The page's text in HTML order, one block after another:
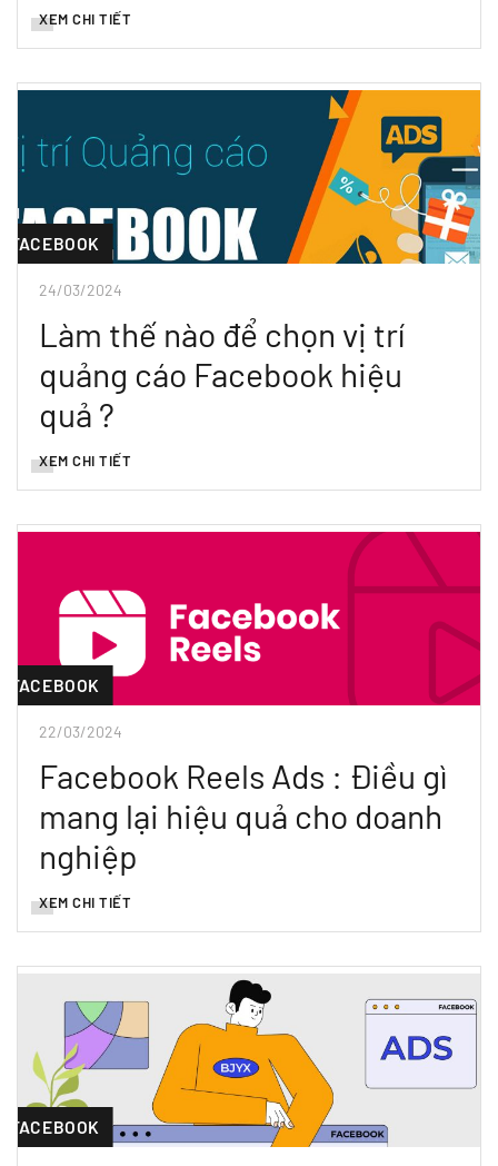
XEM CHI TIẾT
FACEBOOK
24/03/2024
Làm thế nào để chọn vị trí
quảng cáo Facebook hiệu
quả ?
XEM CHI TIẾT
FACEBOOK
22/03/2024
Facebook Reels Ads : Điều gì
mang lại hiệu quả cho doanh
nghiệp
XEM CHI TIẾT
FACEBOOK